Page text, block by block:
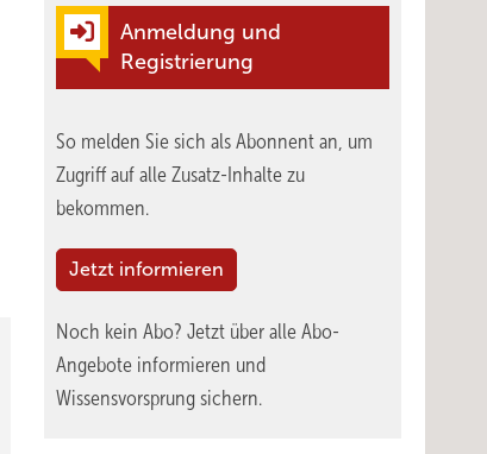
Anmeldung und
Registrierung
So melden Sie sich als Abonnent an, um
Zugriff auf alle Zusatz-Inhalte zu
bekommen.
Jetzt informieren
Noch kein Abo? Jetzt über alle Abo-
Angebote informieren und
Wissensvorsprung sichern.